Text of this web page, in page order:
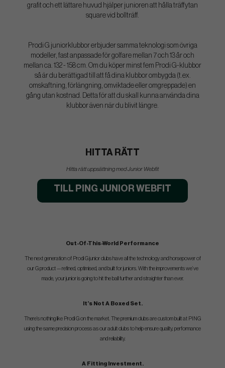
grafit och ett lättare huvud hjälper junioren att hålla träffytan
square vid bollträff.
Prodi G juniorklubbor erbjuder samma teknologi som övriga
modeller, fast anpassade för golfare mellan 7 och 13 år och
mellan ca. 132 - 158 cm. Om du köper minst fem Prodi G-klubbor
så är du berättigad till att få dina klubbor ombygda (t.ex.
omskaftning, förlängning, omviktade eller omgreppade) en
gång utan kostnad. Detta för att du skall kunna använda dina
klubbor även när du blivit längre.
HITTA RÄTT
Hitta rätt uppsättning med Junior Webfit
TILL PING JUNIOR WEBFIT
Out-Of-This-World Performance
The next generation of Prodi G junior clubs have all the technology and horsepower of
our G product — refined, optimised, and built for juniors. With the improvements we’ve
made, your junior is going to hit the ball further and straighter than ever.
It’s Not A Boxed Set.
There’s nothing like Prodi G on the market. The premium clubs are custom built at PING
using the same precision process as our adult clubs to help ensure quality, performance
and reliability.
A Fitting Investment.